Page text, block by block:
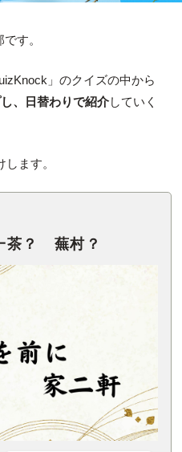
す。
」のクイズの中から
、日替わりで紹介していく
ます。
茶？ 蕪村？